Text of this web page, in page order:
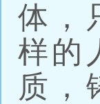
体，
样的
质，